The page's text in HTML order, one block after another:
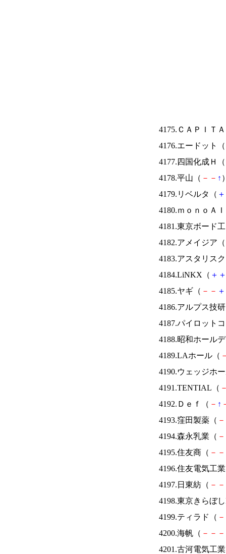
4175.ＣＡＰＩＴ
4176.エードット（
4177.四国化成Ｈ（
4178.平山（ － － ↑
4179.リベルタ（ ＋
4180.ｍｏｎｏＡ
4181.東京ボード
4182.アメイジア（
4183.アスタリス
4184.LiNKX（ ＋ ＋
4185.ヤギ（ － － ＋
4186.アルプス技
4187.パイロット
4188.昭和ホール
4189.LAホール（
4190.ウェッジホ
4191.TENTIAL（
4192.Ｄｅｆ（ － ↑
4193.窪田製薬（ －
4194.森永乳業（ －
4195.住友商（ － －
4196.住友電気工
4197.日東紡（ － －
4198.東京きらぼ
4199.ティラド（ －
4200.海帆（ － － －
4201.古河電気工